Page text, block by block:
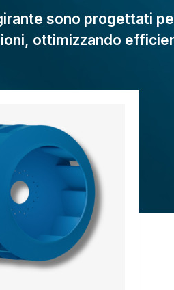
sono progettati
ottimizzando